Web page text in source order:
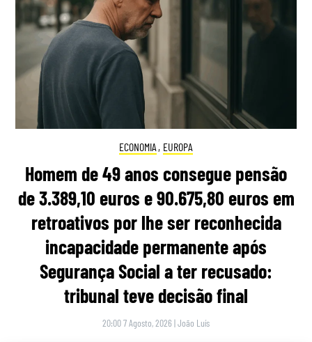
ECONOMIA , EUROPA
Homem de 49 anos consegue pensão
de 3.389,10 euros e 90.675,80 euros em
retroativos por lhe ser reconhecida
incapacidade permanente após
Segurança Social a ter recusado:
tribunal teve decisão final
20:00 7 Agosto, 2026 |João Luís